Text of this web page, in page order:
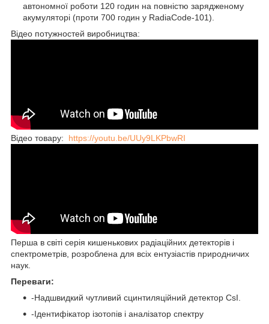
автономної роботи 120 годин на повністю зарядженому
акумуляторі (проти 700 годин у RadiaCode-101).
Відео потужностей виробництва:
Відео товару: https://youtu.be/UUy9LKPbwRI
Перша в світі серія кишенькових радіаційних детекторів і
спектрометрів, розроблена для всіх ентузіастів природничих
наук.
Переваги:
-Надшвидкий чутливий сцинтиляційний детектор CsI.
-Ідентифікатор ізотопів і аналізатор спектру